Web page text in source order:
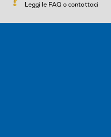
Leggi le FAQ o contattaci